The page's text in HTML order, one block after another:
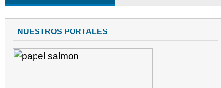
NUESTROS PORTALES